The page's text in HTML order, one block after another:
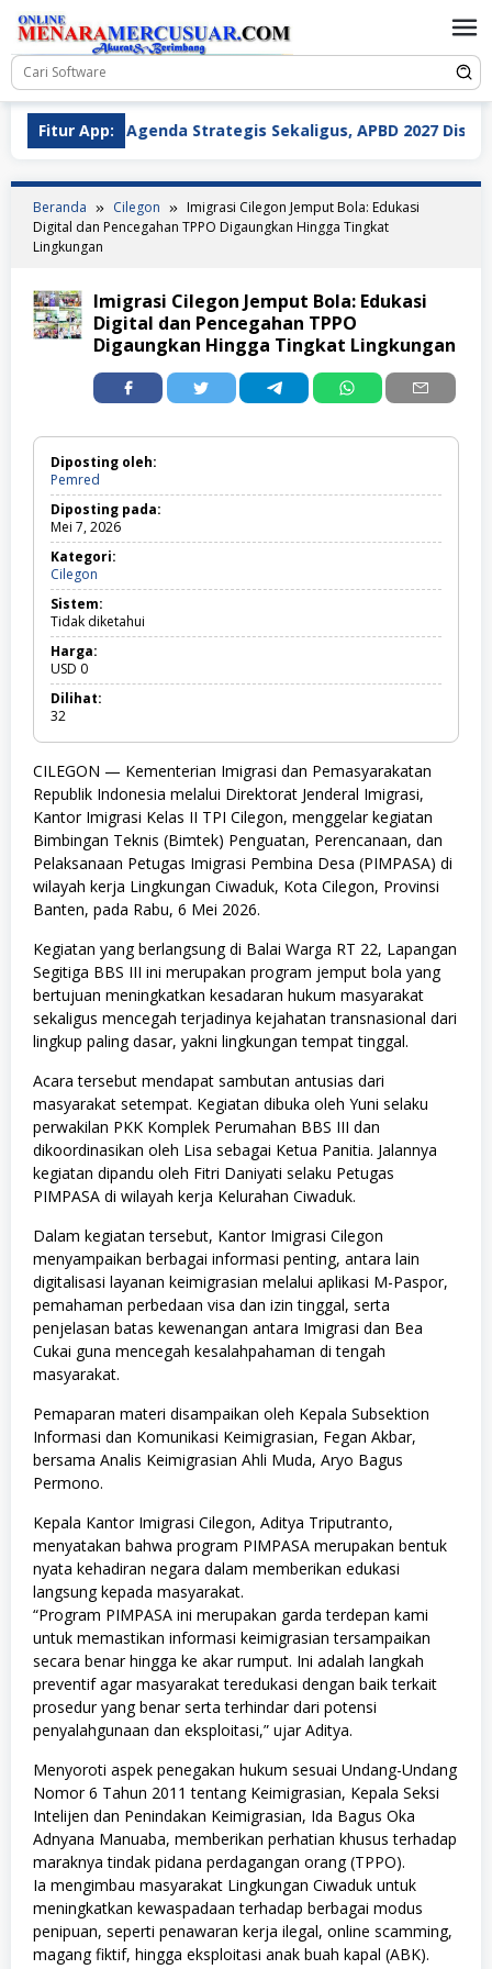
Loncat
konten
Fitur App:
Tiga Agenda Strategis Sekaligus, APBD 2027 Disahkan
Beranda Cilegon
Imigrasi Cilegon Jemput Bola: Edukasi
Digital dan Pencegahan TPPO Digaungkan Hingga Tingkat
Lingkungan
Imigrasi Cilegon Jemput Bola: Edukasi
Digital dan Pencegahan TPPO
Digaungkan Hingga Tingkat Lingkungan
Diposting oleh:
Pemred
Diposting pada:
Mei 7, 2026
Kategori:
Cilegon
i
l
e
n
Sistem:
Tidak diketahui
Harga:
USD 0
Dilihat:
32
CILEGON — Kementerian Imigrasi dan Pemasyarakatan
Republik Indonesia melalui Direktorat Jenderal Imigrasi,
Kantor Imigrasi Kelas II TPI Cilegon, menggelar kegiatan
Bimbingan Teknis (Bimtek) Penguatan, Perencanaan, dan
Pelaksanaan Petugas Imigrasi Pembina Desa (PIMPASA) di
wilayah kerja Lingkungan Ciwaduk, Kota Cilegon, Provinsi
Banten, pada Rabu, 6 Mei 2026.
Kegiatan yang berlangsung di Balai Warga RT 22, Lapangan
Segitiga BBS III ini merupakan program jemput bola yang
bertujuan meningkatkan kesadaran hukum masyarakat
sekaligus mencegah terjadinya kejahatan transnasional dari
lingkup paling dasar, yakni lingkungan tempat tinggal.
Acara tersebut mendapat sambutan antusias dari
masyarakat setempat. Kegiatan dibuka oleh Yuni selaku
perwakilan PKK Komplek Perumahan BBS III dan
dikoordinasikan oleh Lisa sebagai Ketua Panitia. Jalannya
kegiatan dipandu oleh Fitri Daniyati selaku Petugas
PIMPASA di wilayah kerja Kelurahan Ciwaduk.
Dalam kegiatan tersebut, Kantor Imigrasi Cilegon
menyampaikan berbagai informasi penting, antara lain
digitalisasi layanan keimigrasian melalui aplikasi M-Paspor,
pemahaman perbedaan visa dan izin tinggal, serta
penjelasan batas kewenangan antara Imigrasi dan Bea
Cukai guna mencegah kesalahpahaman di tengah
masyarakat.
Pemaparan materi disampaikan oleh Kepala Subsektion
Informasi dan Komunikasi Keimigrasian, Fegan Akbar,
bersama Analis Keimigrasian Ahli Muda, Aryo Bagus
Permono.
Kepala Kantor Imigrasi Cilegon, Aditya Triputranto,
menyatakan bahwa program PIMPASA merupakan bentuk
nyata kehadiran negara dalam memberikan edukasi
langsung kepada masyarakat.
“Program PIMPASA ini merupakan garda terdepan kami
untuk memastikan informasi keimigrasian tersampaikan
secara benar hingga ke akar rumput. Ini adalah langkah
preventif agar masyarakat teredukasi dengan baik terkait
prosedur yang benar serta terhindar dari potensi
penyalahgunaan dan eksploitasi,” ujar Aditya.
Menyoroti aspek penegakan hukum sesuai Undang-Undang
Nomor 6 Tahun 2011 tentang Keimigrasian, Kepala Seksi
Intelijen dan Penindakan Keimigrasian, Ida Bagus Oka
Adnyana Manuaba, memberikan perhatian khusus terhadap
maraknya tindak pidana perdagangan orang (TPPO).
Ia mengimbau masyarakat Lingkungan Ciwaduk untuk
meningkatkan kewaspadaan terhadap berbagai modus
penipuan, seperti penawaran kerja ilegal, online scamming,
magang fiktif, hingga eksploitasi anak buah kapal (ABK).